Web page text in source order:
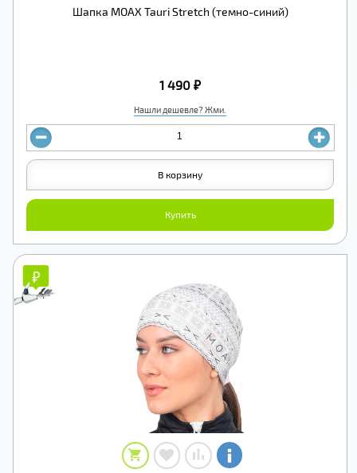
Шапка MOAX Tauri Stretch (темно-синий)
Нашли дешевле? Жми.
1 490 ₽
Купить
В корзину
₽
₽